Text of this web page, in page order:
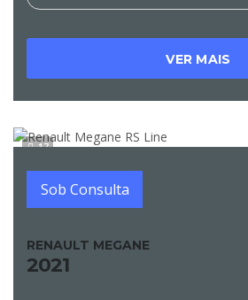
VER MAIS
17
Sob Consulta
RENAULT MEGANE
2021